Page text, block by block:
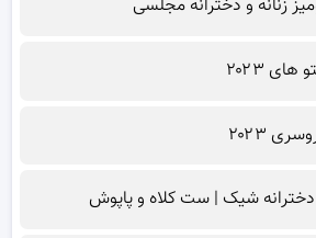
زنانه و دخترانه مجلسی
۲۰۲۳
۲۰۲۳
شیک | ست کلاه و پاپوش